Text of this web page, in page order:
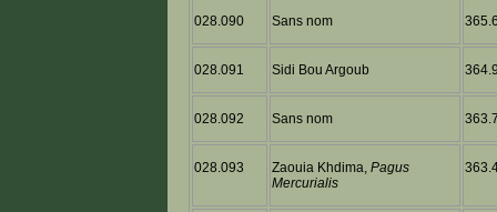
028.090 Sans nom
028.091 Sidi Bou Argoub
028.092 Sans nom
028.093 Zaouia Khdima,Pagus
Mercurialis